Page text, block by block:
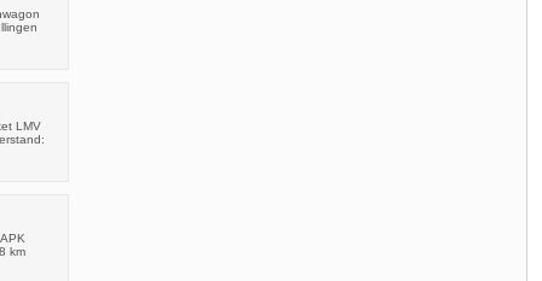
LMV
km